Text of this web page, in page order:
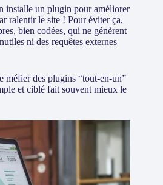
installe un plugin pour améliorer
ralentir le site ! Pour éviter ça,
bien codées, qui ne génèrent
ni des requêtes externes
méfier des plugins “tout-en-un”
et ciblé fait souvent mieux le